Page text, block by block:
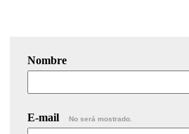
Nombre
E-mail No será mostrado.